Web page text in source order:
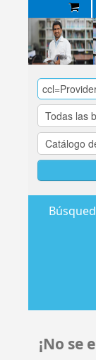
Central
EsSalud
¡No se